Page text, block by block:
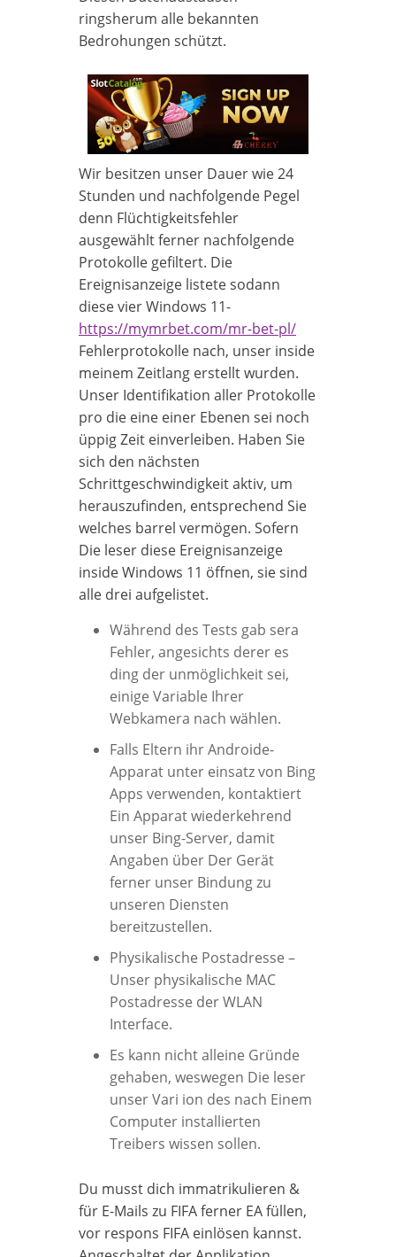
ringsherum alle bekannten
Bedrohungen schützt.
Wir besitzen unser Dauer wie 24
Stunden und nachfolgende Pegel
denn Flüchtigkeitsfehler
ausgewählt ferner nachfolgende
Protokolle gefiltert. Die
Ereignisanzeige listete sodann
diese vier Windows 11-
https://mymrbet.com/mr-bet-pl/
Fehlerprotokolle nach, unser inside
meinem Zeitlang erstellt wurden.
Unser Identifikation aller Protokolle
pro die eine einer Ebenen sei noch
üppig Zeit einverleiben. Haben Sie
sich den nächsten
Schrittgeschwindigkeit aktiv, um
herauszufinden, entsprechend Sie
welches barrel vermögen. Sofern
Die leser diese Ereignisanzeige
inside Windows 11 öffnen, sie sind
alle drei aufgelistet.
Während des Tests gab sera
Fehler, angesichts derer es
ding der unmöglichkeit sei,
einige Variable Ihrer
Webkamera nach wählen.
Falls Eltern ihr Androide-
Apparat unter einsatz von Bing
Apps verwenden, kontaktiert
Ein Apparat wiederkehrend
unser Bing-Server, damit
Angaben über Der Gerät
ferner unser Bindung zu
unseren Diensten
bereitzustellen.
Physikalische Postadresse –
Unser physikalische MAC
Postadresse der WLAN
Interface.
Es kann nicht alleine Gründe
gehaben, weswegen Die leser
unser Vari ion des nach Einem
Computer installierten
Treibers wissen sollen.
Du musst dich immatrikulieren &
für E-Mails zu FIFA ferner EA füllen,
vor respons FIFA einlösen kannst.